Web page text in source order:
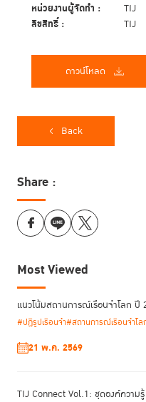
หน่วยงานผู้จัดทำ : TIJ
ลิขสิทธิ์ : TIJ
ดาวน์โหลด
Back
Share :
Most Viewed
แนวโน้มสถานการณ์เรือนจำโลก ปี
#ปฏิรูปเรือนจำ#สถานการณ์เรือนจำโล
21 พ.ค. 2569
TIJ Connect Vol.1: ชุดองค์ความ